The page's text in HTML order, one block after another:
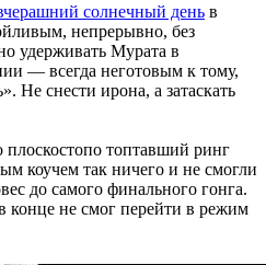
солнечный день в
непрерывно, без
удерживать Мурата в
— всегда неготовым к тому,
Не снести ирона, а затаскать
плоскостопо топтавший ринг
коучем так ничего и не смогли
до самого финального гонга.
конце не смог перейти в режим